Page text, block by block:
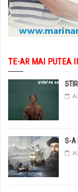
TE-AR MAI PUTEA
S-A